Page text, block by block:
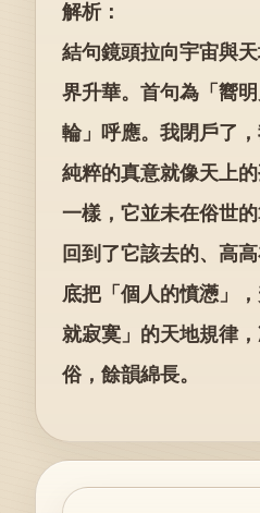
解析：
結句鏡頭拉向宇宙與
界升華。首句為「嚮
輪」呼應。我閉戶了
純粹的真意就像天上
一樣，它並未在俗世
回到了它該去的、高
底把「個人的憤懣」
就寂寞」的天地規律
俗，餘韻綿長。